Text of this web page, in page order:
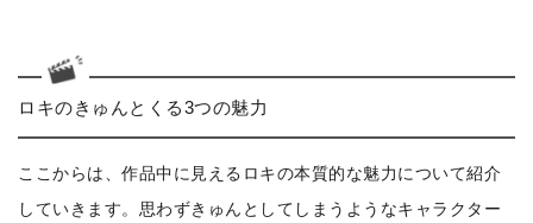
ロキのきゅんとくる3つの魅力
ここからは、作品中に見えるロキの本質的な魅力について紹介
していきます。思わずきゅんとしてしまうようなキャラクター